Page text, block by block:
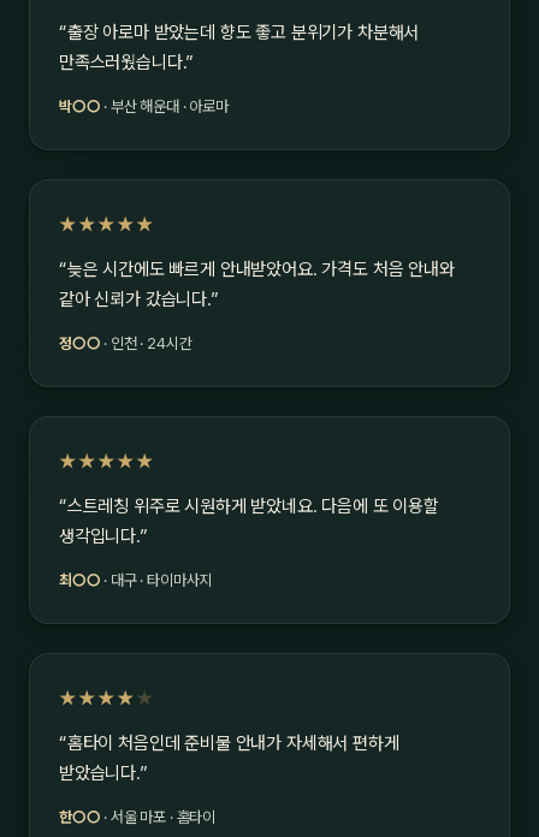
“출장 아로마 받았는데 향도 좋고 분위기가 차분해서
만족스러웠습니다.”
박○○ · 부산 해운대 · 아로마
★★★★★
“늦은 시간에도 빠르게 안내받았어요. 가격도 처음 안내와
같아 신뢰가 갔습니다.”
정○○ · 인천 · 24시간
★★★★★
“스트레칭 위주로 시원하게 받았네요. 다음에 또 이용할
생각입니다.”
최○○ · 대구 · 타이마사지
★★★★ ★
“홈타이 처음인데 준비물 안내가 자세해서 편하게
받았습니다.”
한○○ · 서울 마포 · 홈타이